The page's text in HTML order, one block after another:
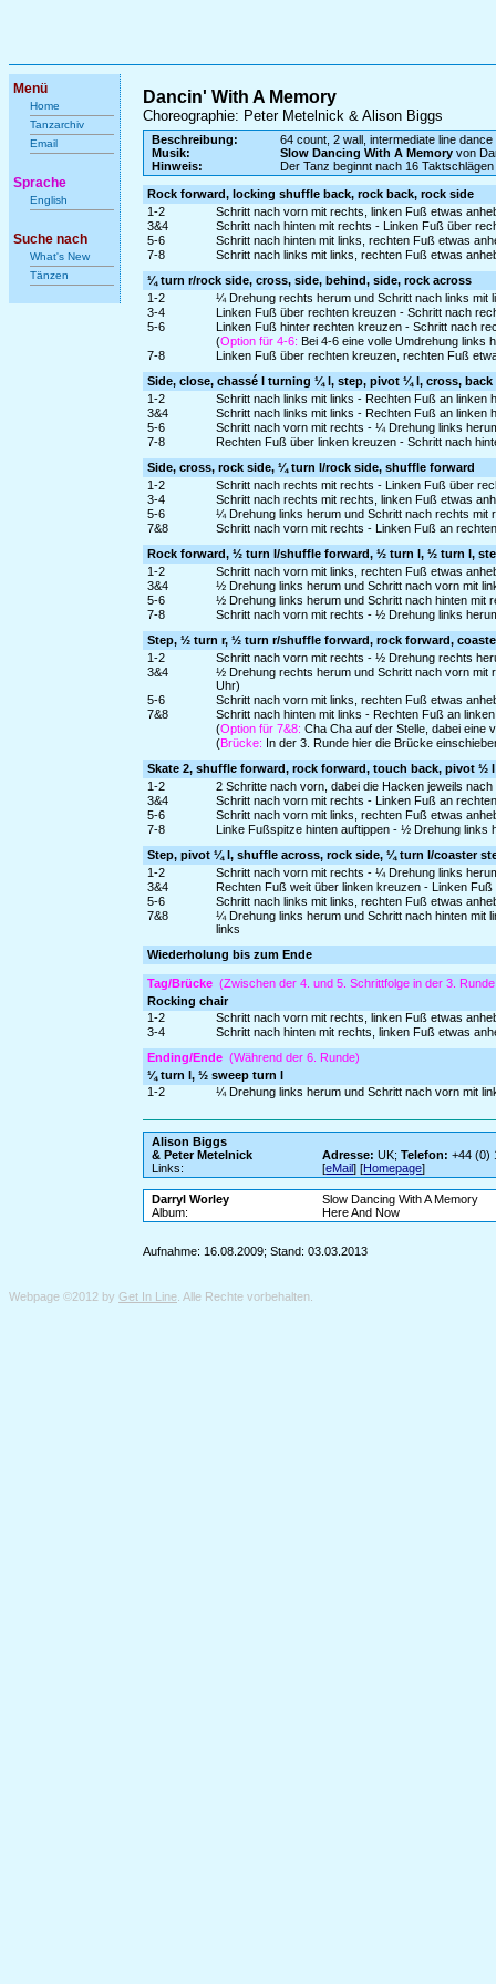
Menü
Home
Tanzarchiv
Email
Sprache
English
Suche nach
What's New
Tänzen
Dancin' With A Memory
Choreographie: Peter Metelnick & Alison Biggs
Beschreibung:
64 count, 2 wall, intermediate line dance
Musik:
Slow Dancing With A Memoryvon
Hinweis:
Der Tanz beginnt nach 16 Taktschlägen
Rock forward, locking shuffle back, rock back, rock side
1-2
Schritt nach vorn mit rechts, linken Fuß etwas
3&4
Schritt nach hinten mit rechts - Linken Fuß über
5-6
Schritt nach hinten mit links, rechten Fuß etwas
7-8
Schritt nach links mit links, rechten Fuß etwas
¼ turn r/rock side, cross, side, behind, side, rock across
1-2
¼ Drehung rechts herum und Schritt nach links
3-4
Linken Fuß über rechten kreuzen - Schritt nach
5-6
Linken Fuß hinter rechten kreuzen - Schritt nach
(Option für 4-6: Bei 4-6 eine volle Umdrehung links
7-8
Linken Fuß über rechten kreuzen, rechten Fuß
Side, close, chassé l turning ¼ l, step, pivot ¼ l, cross, back
1-2
Schritt nach links mit links - Rechten Fuß an linken
3&4
Schritt nach links mit links - Rechten Fuß an
5-6
Schritt nach vorn mit rechts - ¼ Drehung links
7-8
Rechten Fuß über linken kreuzen - Schritt nach
Side, cross, rock side, ¼ turn l/rock side, shuffle forward
1-2
Schritt nach rechts mit rechts - Linken Fuß über
3-4
Schritt nach rechts mit rechts, linken Fuß etwas
5-6
¼ Drehung links herum und Schritt nach rechts
7&8
Schritt nach vorn mit rechts - Linken Fuß an
Rock forward, ½ turn l/shuffle forward, ½ turn l, ½ turn l,
1-2
Schritt nach vorn mit links, rechten Fuß etwas
3&4
½ Drehung links herum und Schritt nach vorn mit
5-6
½ Drehung links herum und Schritt nach hinten mit
7-8
Schritt nach vorn mit rechts - ½ Drehung links
Step, ½ turn r, ½ turn r/shuffle forward, rock forward,
1-2
Schritt nach vorn mit rechts - ½ Drehung rechts
3&4
½ Drehung rechts herum und Schritt nach vorn mit
Uhr)
5-6
Schritt nach vorn mit links, rechten Fuß etwas
7&8
Schritt nach hinten mit links - Rechten Fuß an
(Option für 7&8: Cha Cha auf der Stelle, dabei eine
(Brücke: In der 3. Runde hier die Brücke
Skate 2, shuffle forward, rock forward, touch back, pivot ½ l
1-2
2 Schritte nach vorn, dabei die Hacken jeweils
3&4
Schritt nach vorn mit rechts - Linken Fuß an
5-6
Schritt nach vorn mit links, rechten Fuß etwas
7-8
Linke Fußspitze hinten auftippen - ½ Drehung links
Step, pivot ¼ l, shuffle across, rock side, ¼ turn l/coaster
1-2
Schritt nach vorn mit rechts - ¼ Drehung links
3&4
Rechten Fuß weit über linken kreuzen - Linken
5-6
Schritt nach links mit links, rechten Fuß etwas
7&8
¼ Drehung links herum und Schritt nach hinten mit
links
Wiederholung bis zum Ende
Tag/Brücke (Zwischen der 4. und 5. Schrittfolge in der 3.
Rocking chair
1-2
Schritt nach vorn mit rechts, linken Fuß etwas
3-4
Schritt nach hinten mit rechts, linken Fuß etwas
Ending/Ende (Während der 6. Runde)
¼ turn l, ½ sweep turn l
1-2
¼ Drehung links herum und Schritt nach vorn mit
Alison Biggs
& Peter Metelnick
Adresse: UK;Telefon: +44 (0)
Links:
[eMail] [Homepage]
Darryl Worley
Slow Dancing With A Memory
Album:
Here And Now
Aufnahme: 16.08.2009; Stand: 03.03.2013
Webpage ©2012 by Get In Line . Alle Rechte vorbehalten.